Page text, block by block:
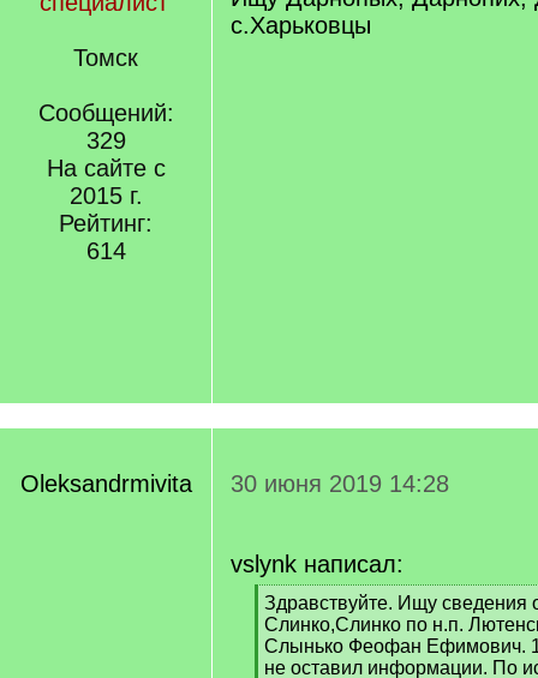
Томск
Сообщений:
329
На сайте с
2015 г.
Рейтинг:
614
с.Харьковцы
Oleksandrmivita 30 июня 2019 14:28
vslynk написал:
[
q
]
Здравствуйте. Ищу
Слинко,Слинко по н.п.
Слынько Феофан Ефимович.
не оставил информации. По